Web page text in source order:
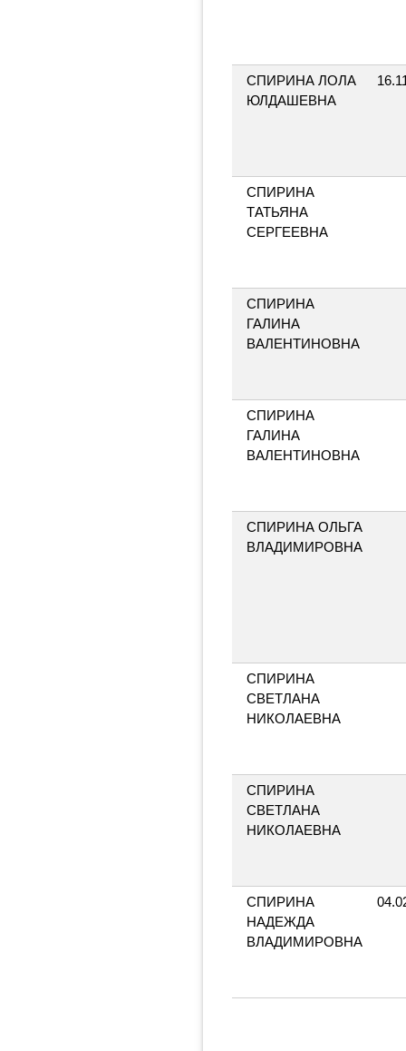
СПИРИНА ЛОЛА
ЮЛДАШЕВНА
СПИРИНА
ТАТЬЯНА
СЕРГЕЕВНА
СПИРИНА
ГАЛИНА
ВАЛЕНТИНОВНА
СПИРИНА
ГАЛИНА
ВАЛЕНТИНОВНА
СПИРИНА ОЛЬГА
ВЛАДИМИРОВНА
СПИРИНА
СВЕТЛАНА
НИКОЛАЕВНА
СПИРИНА
СВЕТЛАНА
НИКОЛАЕВНА
СПИРИНА
НАДЕЖДА
ВЛАДИМИРОВНА